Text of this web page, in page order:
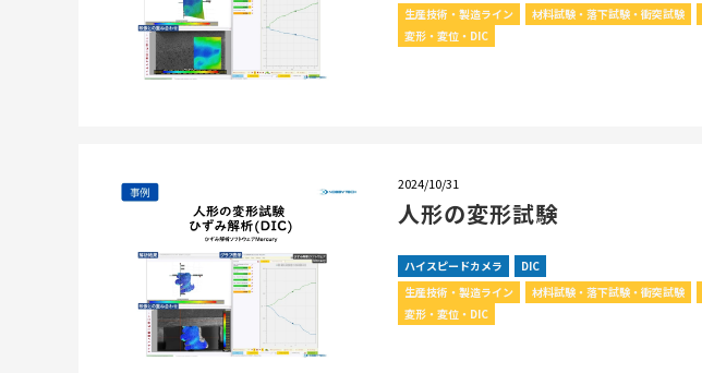
生産技術・製造ライン
材料試験・落下試験・衝突試験
変形・変位・DIC
2024/10/31
人形の変形試験
ハイスピードカメラ
DIC
生産技術・製造ライン
材料試験・落下試験・衝突試験
変形・変位・DIC